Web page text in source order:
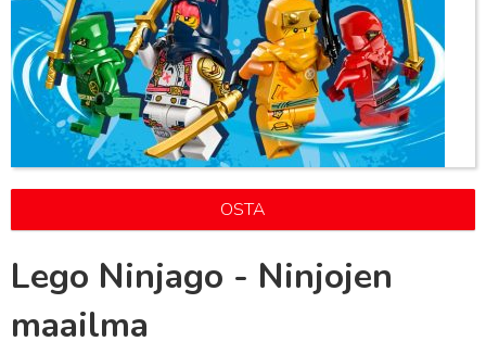
OSTA
Lego Ninjago - Ninjojen
maailma